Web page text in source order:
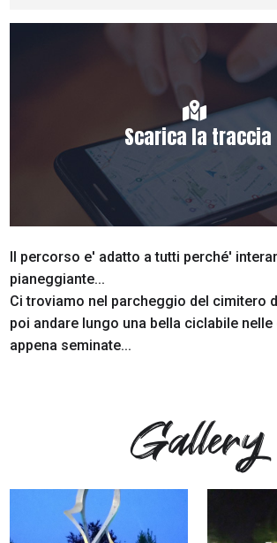
Scarica la traccia
Il percorso e' adatto a tutti perché'
pianeggiante...
Ci troviamo nel parcheggio del cimitero
poi andare lungo una bella ciclabile
appena seminate...
Gallery